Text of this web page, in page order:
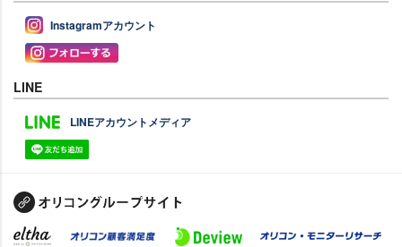
Instagramアカウント
LINE
LINEアカウントメディア